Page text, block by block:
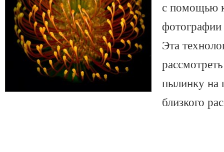
с помощью
Эта
пылинку на
близкого